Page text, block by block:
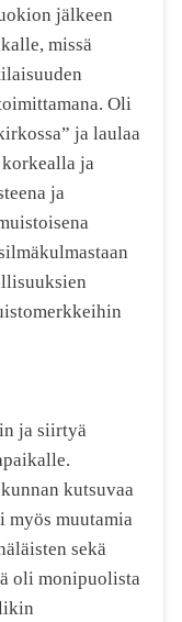
jälkeen
missä
Oli
ja laulaa
ja
ja
ja siirtyä
kutsuvaa
myös muutamia
sekä
oli monipuolista